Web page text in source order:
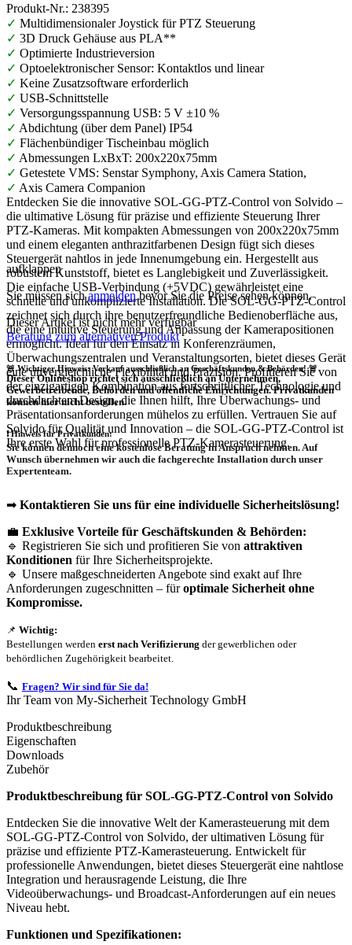
Produkt-Nr.: 238395
✓ Multidimensionaler Joystick für PTZ Steuerung
✓ 3D Druck Gehäuse aus PLA**
✓ Optimierte Industrieversion
✓ Optoelektronischer Sensor: Kontaktlos und linear
✓ Keine Zusatzsoftware erforderlich
✓ USB-Schnittstelle
✓ Versorgungsspannung USB: 5 V ±10 %
✓ Abdichtung (über dem Panel) IP54
✓ Flächenbündiger Tischeinbau möglich
✓ Abmessungen LxBxT: 200x220x75mm
✓ Getestete VMS: Senstar Symphony, Axis Camera Station,
✓ Axis Camera Companion
Entdecken Sie die innovative SOL-GG-PTZ-Control von Solvido –
die ultimative Lösung für präzise und effiziente Steuerung Ihrer
PTZ-Kameras. Mit kompakten Abmessungen von 200x220x75mm
und einem eleganten anthrazitfarbenen Design fügt sich dieses
Steuergerät nahtlos in jede Innenumgebung ein. Hergestellt aus
robustem Kunststoff, bietet es Langlebigkeit und Zuverlässigkeit.
Die einfache USB-Verbindung (+5VDC) gewährleistet eine
schnelle und unkomplizierte Installation. Die SOL-GG-PTZ-Control
zeichnet sich durch ihre benutzerfreundliche Bedienoberfläche aus,
die eine intuitive Steuerung und Anpassung der Kamerapositionen
ermöglicht. Ideal für den Einsatz in Konferenzräumen,
Überwachungszentralen und Veranstaltungsorten, bietet dieses Gerät
eine unvergleichliche Flexibilität und Präzision. Profitieren Sie von
der einzigartigen Kombination aus fortschrittlicher Technologie und
durchdachtem Design, die Ihnen hilft, Ihre Überwachungs- und
Präsentationsanforderungen mühelos zu erfüllen. Vertrauen Sie auf
Solvido für Qualität und Innovation – die SOL-GG-PTZ-Control ist
Ihre erste Wahl für professionelle PTZ-Kamerasteuerung.
aufklappen
Sie müssen sichanmeldenbevor Sie die Preise sehen können.
Dieser Artikel ist nicht mehr verfügbar
Beratung zum alternativen Produkt
🚨 Wichtiger Hinweis: Verkauf ausschließlich an Geschäftskunden & Behörden! 🚨
Dieser Onlineshop richtet sichausschließlichan Unternehmen,
Gewerbetreibende, Behörden und öffentliche Einrichtungen.Privatkunden
können hier nicht bestellen.
❗Hinweis für Privatkunden:
Sie können dennoch einekostenlose Beratungin Anspruch nehmen. Auf
Wunsch übernehmen wir auch die fachgerechte Installation durch unser
Expertenteam.
➡ Kontaktieren Sie uns für eine individuelle Sicherheitslösung!
💼 Exklusive Vorteile für Geschäftskunden & Behörden:
🔹 Registrieren Sie sich und profitieren Sie von attraktiven
Konditionen für Ihre Sicherheitsprojekte.
🔹 Unsere maßgeschneiderten Angebote sind exakt auf Ihre
Anforderungen zugeschnitten – füroptimale Sicherheit ohne
Kompromisse.
📌 Wichtig:
Bestellungen werden erst nach Verifizierung der gewerblichen oder
behördlichen Zugehörigkeit bearbeitet.
📞 Fragen? Wir sind für Sie da!
Ihr Team von My-Sicherheit Technology GmbH
Produktbeschreibung
Eigenschaften
Downloads
Zubehör
Produktbeschreibung für SOL-GG-PTZ-Control von Solvido
Entdecken Sie die innovative Welt der Kamerasteuerung mit dem
SOL-GG-PTZ-Control von Solvido, der ultimativen Lösung für
präzise und effiziente PTZ-Kamerasteuerung. Entwickelt für
professionelle Anwendungen, bietet dieses Steuergerät eine nahtlose
Integration und herausragende Leistung, die Ihre
Videoüberwachungs- und Broadcast-Anforderungen auf ein neues
Niveau hebt.
Funktionen und Spezifikationen: